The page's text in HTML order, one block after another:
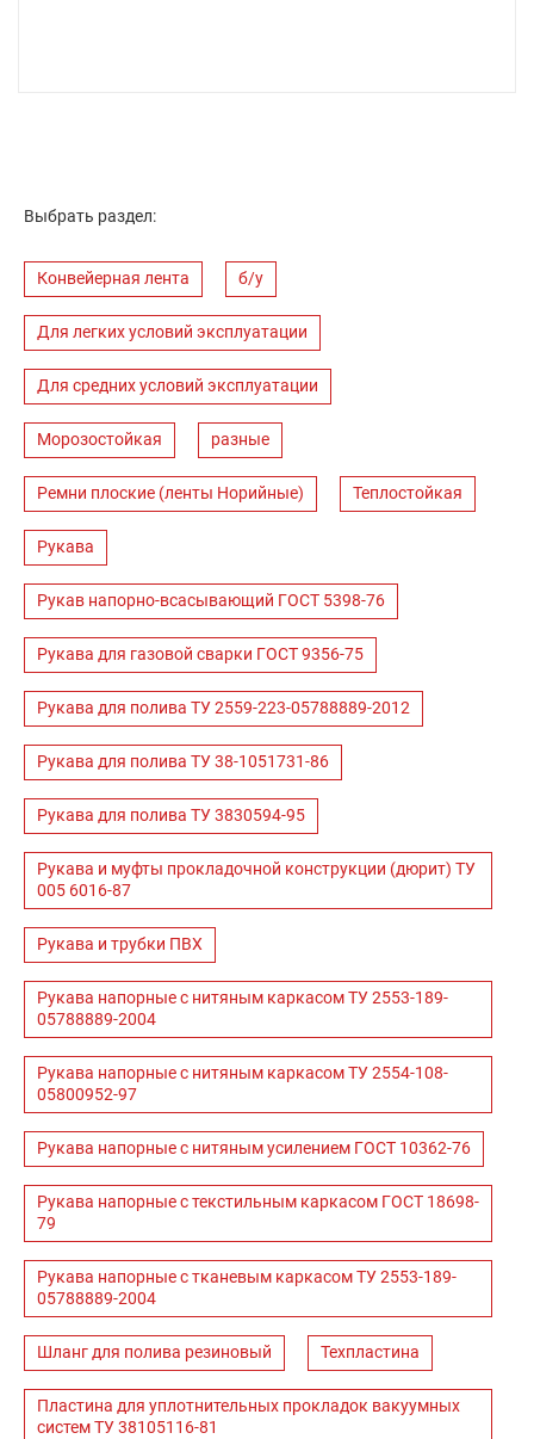
Выбрать раздел:
Конвейерная лента б/у
Для легких условий эксплуатации
Для средних условий эксплуатации
Морозостойкая разные
Ремни плоские (ленты Норийные) Теплостойкая
Рукава
Рукав напорно-всасывающий ГОСТ 5398-76
Рукава для газовой сварки ГОСТ 9356-75
Рукава для полива ТУ 2559-223-05788889-2012
Рукава для полива ТУ 38-1051731-86
Рукава для полива ТУ 3830594-95
Рукава и муфты прокладочной конструкции (дюрит) ТУ
005 6016-87
Рукава и трубки ПВХ
Рукава напорные с нитяным каркасом ТУ 2553-189-
05788889-2004
Рукава напорные с нитяным каркасом ТУ 2554-108-
05800952-97
Рукава напорные с нитяным усилением ГОСТ 10362-76
Рукава напорные с текстильным каркасом ГОСТ 18698-
79
Рукава напорные с тканевым каркасом ТУ 2553-189-
05788889-2004
Шланг для полива резиновый Техпластина
Пластина для уплотнительных прокладок вакуумных
систем ТУ 38105116-81